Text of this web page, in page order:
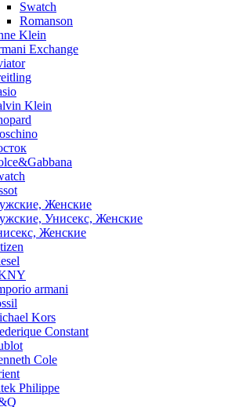
Swatch
Romanson
Klein
Exchange
Klein
Женские
Унисекс, Женские
Женские
armani
Kors
Constant
Cole
Philippe